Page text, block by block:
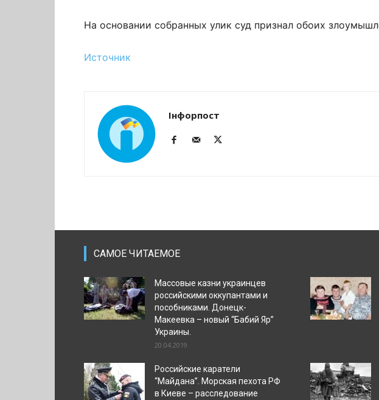
На основании собранных улик суд признал обоих
Источник
Інфорпост
САМОЕ ЧИТАЕМОЕ
Массовые казни украинцев
российскими оккупантами и
пособниками. Донецк-
Макеевка – новый “Бабий Яр”
Украины.
20.04.2019
Российские каратели
“Майдана”. Морская пехота РФ
в Киеве – расследование